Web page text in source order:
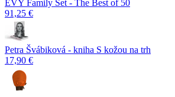
EVY Family Set - The Best of 50
91,25 €
Petra Švábiková - kniha S kožou na trh
17,90 €